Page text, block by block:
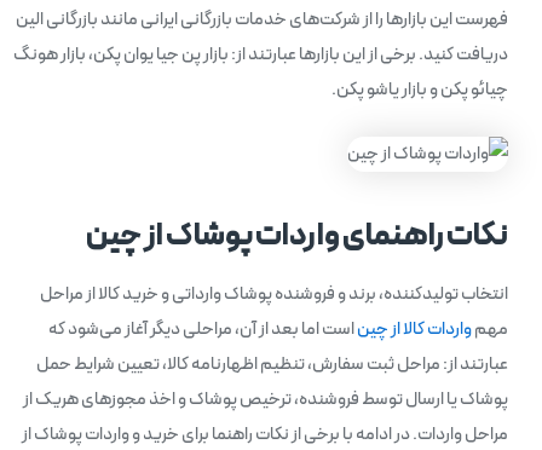
فهرست این بازارها را از شرکت‌های خدمات بازرگانی ایرانی مانند بازرگانی الین
دریافت کنید. برخی از این بازارها عبارتند از: بازار پن جیا یوان پکن، بازار هونگ
چیائو پکن و بازار یاشو پکن.
نکات راهنمای واردات پوشاک از چین
انتخاب تولیدکننده، برند و فروشنده پوشاک وارداتی و خرید کالا از مراحل
مهمواردات کالا از چیناست اما بعد از آن، مراحلی دیگر آغاز می‌شود که
عبارتند از: مراحل ثبت سفارش، تنظیم اظهارنامه کالا، تعیین شرایط حمل
پوشاک یا ارسال توسط فروشنده، ترخیص پوشاک و اخذ مجوزهای هریک از
مراحل واردات. در ادامه با برخی از نکات راهنما برای خرید و واردات پوشاک از